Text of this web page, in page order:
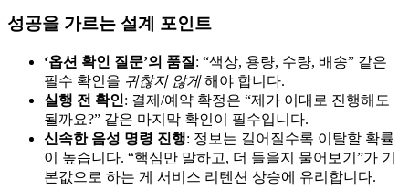
성공을 가르는 설계 포인트
‘옵션 확인 질문’의 품질 : “색상, 용량, 수량, 배송” 같은
필수 확인을 귀찮지 않게해야 합니다.
실행 전 확인: 결제/예약 확정은 “제가 이대로 진행해도
될까요?” 같은 마지막 확인이 필수입니다.
신속한 음성 명령 진행: 정보는 길어질수록 이탈할 확률
이 높습니다. “핵심만 말하고, 더 들을지 물어보기”가 기
본값으로 하는 게 서비스 리텐션 상승에 유리합니다.